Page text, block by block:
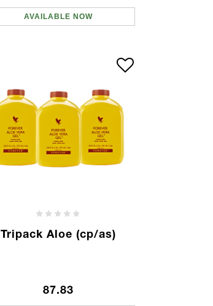
AVAILABLE NOW
Tripack Aloe (cp/as)
87.83